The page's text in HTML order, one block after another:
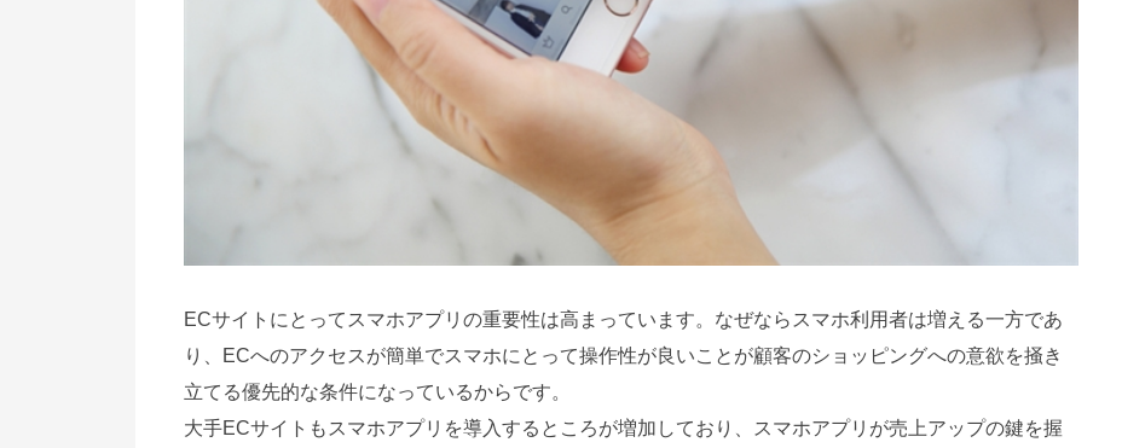
ECサイトにとってスマホアプリの重要性は高まっています。なぜならスマホ利用者は増える一方であ
り、ECへのアクセスが簡単でスマホにとって操作性が良いことが顧客のショッピングへの意欲を掻き
立てる優先的な条件になっているからです。
大手ECサイトもスマホアプリを導入するところが増加しており、スマホアプリが売上アップの鍵を握